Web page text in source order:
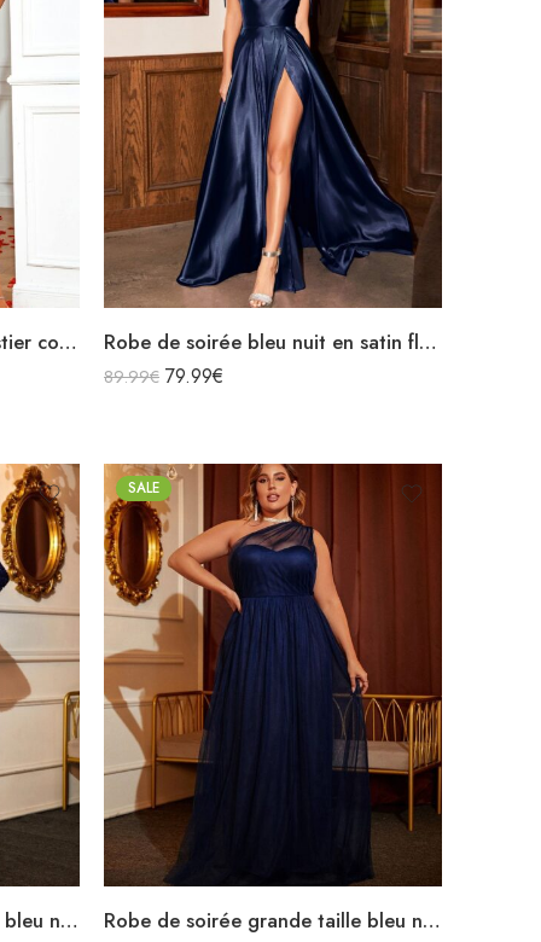
Robe de soirée bleu nuit bustier courte à paillettes avec fente asymétrique Robe de soirée bleu nuit en satin fluide col bénitier bretelles longue fendue
89.99€ 79.99€
Robe de soirée grande taille bleu nuit à paillettes longue fendue manches longues
SALE
Robe de soirée grande taille bleu nuit longue fluide asymétrique décolleté avec voile